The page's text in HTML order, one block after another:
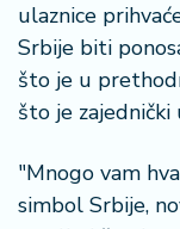
ulaznice
Srbije biti
što je u
što je zajednički
"Mnogo vam
simbol Srbije,